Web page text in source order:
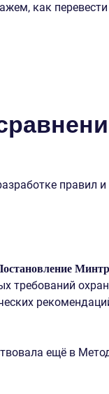
как
правил
требований
ещё в